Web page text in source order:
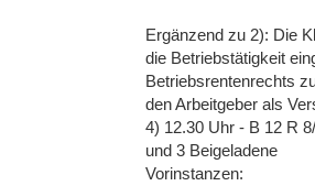
Ergänzend zu 2): Die
die Betriebstätigkeit
Betriebsrentenrechts
den Arbeitgeber als
4) 12.30 Uhr - B 12 R
und 3 Beigeladene
Vorinstanzen: